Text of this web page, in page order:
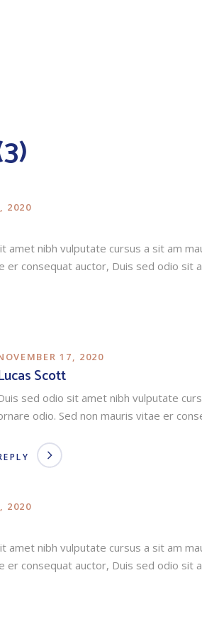
2020
amet nibh vulputate cursus a sit am
er consequat auctor, Duis sed odio sit
17, 2020
Scott
sed odio sit amet nibh vulputate
odio. Sed non mauris vitae er
2020
amet nibh vulputate cursus a sit am
er consequat auctor, Duis sed odio sit